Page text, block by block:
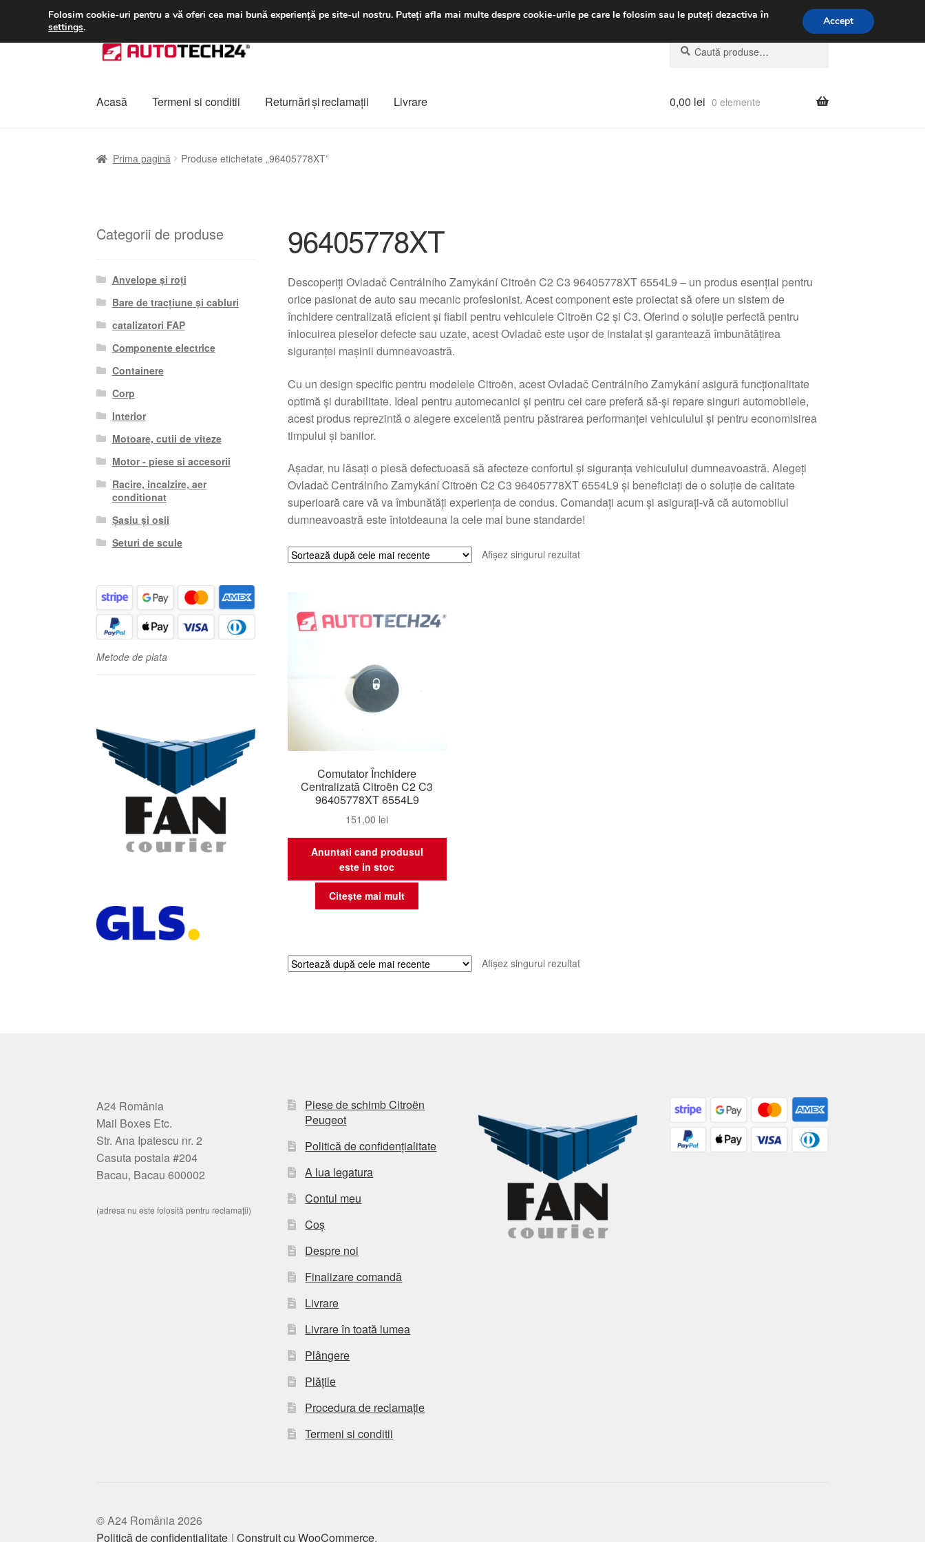
LIVRARE de la 33 lei luni-vineri 9 a.m. - 4 p.m.031 229 6816
Sari
la
Sari
la
Caută
după:
Caută
Acasă Termeni si conditii Returnări şi reclamații Livrare 0,00 lei 0 elemente
Prima pagină Produse etichetate „96405778XT”
96405778XT
Descoperiți Ovladač Centrálního Zamykání Citroën C2 C3 96405778XT 6554L9 – un produs esențial pentru
orice pasionat de auto sau mecanic profesionist. Acest component este proiectat să ofere un sistem de
închidere centralizată eficient și fiabil pentru vehiculele Citroën C2 și C3. Oferind o soluție perfectă pentru
înlocuirea pieselor defecte sau uzate, acest Ovladač este ușor de instalat și garantează îmbunătățirea
siguranței mașinii dumneavoastră.
Cu un design specific pentru modelele Citroën, acest Ovladač Centrálního Zamykání asigură funcționalitate
optimă și durabilitate. Ideal pentru automecanici și pentru cei care preferă să-și repare singuri automobilele,
acest produs reprezintă o alegere excelentă pentru păstrarea performanței vehiculului și pentru economisirea
timpului și banilor.
Așadar, nu lăsați o piesă defectuoasă să afecteze confortul și siguranța vehiculului dumneavoastră. Alegeți
Ovladač Centrálního Zamykání Citroën C2 C3 96405778XT 6554L9 și beneficiați de o soluție de calitate
superioară care vă va îmbunătăți experiența de condus. Comandați acum și asigurați-vă că automobilul
dumneavoastră este întotdeauna la cele mai bune standarde!
Afișez singurul rezultat
Comutator Închidere
Centralizată Citroën C2 C3
96405778XT 6554L9
151,00 lei
Anuntati cand produsul
este in stoc
Citește mai mult
Afișez singurul rezultat
Categorii de produse
Anvelope și roți
Bare de tracțiune și cabluri
catalizatori FAP
Componente electrice
Containere
Corp
Interior
Motoare, cutii de viteze
Motor - piese si accesorii
Racire, incalzire, aer
conditionat
Șasiu și osii
Seturi de scule
Metode de plata
A24 România
Mail Boxes Etc.
Str. Ana Ipatescu nr. 2
Casuta postala #204
Bacau, Bacau 600002
(adresa nu este folosită pentru reclamații)
Piese de schimb Citroën
Peugeot
Politică de confidențialitate
A lua legatura
Contul meu
Coș
Despre noi
Finalizare comandă
Livrare
Livrare în toată lumea
Plângere
Plățile
Procedura de reclamație
Termeni si conditii
© A24 România 2026
Politică de confidențialitate Construit cu WooCommerce.
Folosim cookie-uri pentru a vă oferi cea mai bună experiență pe site-ul nostru. Puteți afla mai multe despre cookie-urile pe care le folosim sau le puteți dezactiva în
settings. Accept